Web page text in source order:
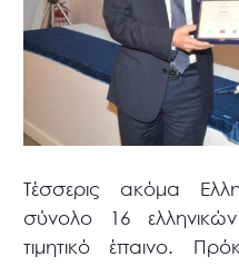
Τέσσερις ακόμα
σύνολο 16
τιμητικό έπαινο.